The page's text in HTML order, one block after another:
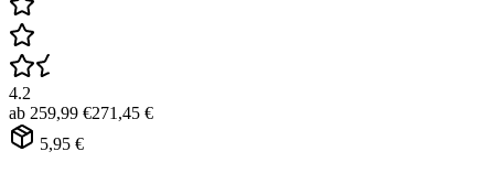
4.2
ab 259,99 €271,45 €
5,95 €